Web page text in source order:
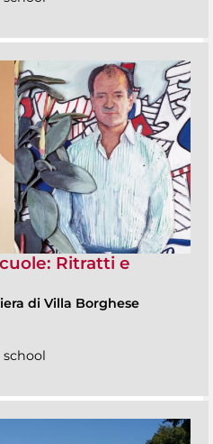
Ritratti e
di Villa Borghese